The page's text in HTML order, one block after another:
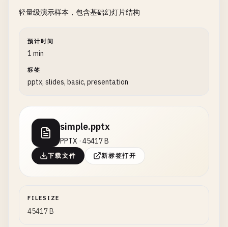
轻量级演示样本，包含基础幻灯片结构
预计时间
1 min
标签
pptx, slides, basic, presentation
simple.pptx
PPTX · 45417 B
下载文件 新标签打开
FILESIZE
45417 B